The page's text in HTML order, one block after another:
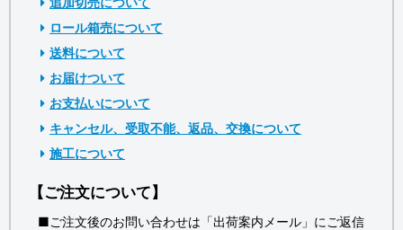
ロール箱売について
送料について
お届けついて
お支払いについて
キャンセル、受取不能、返品、交換について
施工について
【ご注文について】
■ご注文後のお問い合わせは「出荷案内メール」にご返信